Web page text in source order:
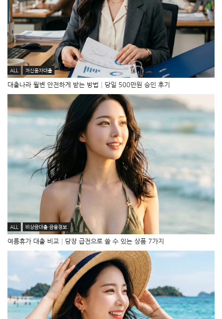
ALL 저신용자대출
대출나라 월변 안전하게 받는 방법│당일 500만원 승인 후기
ALL 비상금대출·금융정보
여름휴가 대출 비교│당장 급전으로 쓸 수 있는 상품 7가지